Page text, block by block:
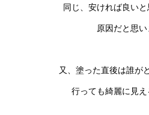
同じ、安ければ良い
原因だと思い
又、塗った直後は誰が
行っても綺麗に見